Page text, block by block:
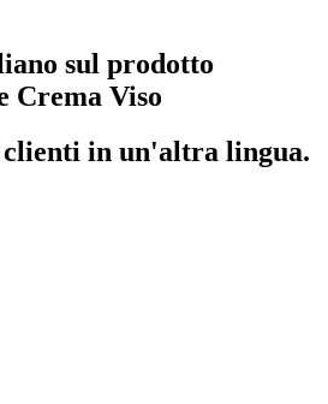
sul prodotto
Crema Viso
clienti in un'altra lingua.